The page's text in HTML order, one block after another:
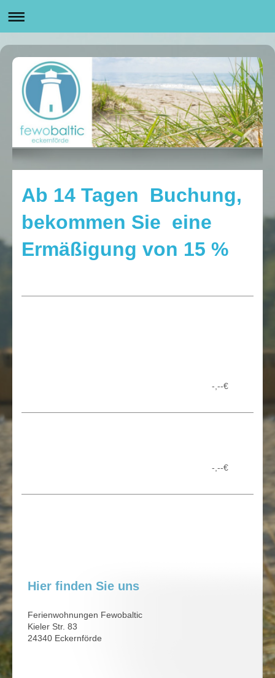
Ab 14 Tagen Buchung,
bekommen Sie eine
Ermäßigung von 15 %
-,--€
-,--€
Hier finden Sie uns
Ferienwohnungen Fewobaltic
Kieler Str. 83
24340 Eckernförde